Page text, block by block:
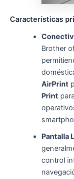
Características
Brother
AirPrint
Print
Pantalla
control